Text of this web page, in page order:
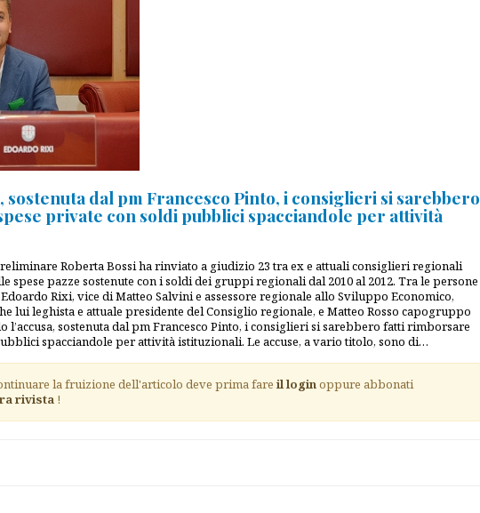
sostenuta dal pm Francesco Pinto, i consiglieri si sarebbero
private con soldi pubblici spacciandole per attività
Roberta Bossi ha rinviato a giudizio 23 tra ex e attuali consiglieri regionali
spese pazze sostenute con i soldi dei gruppi regionali dal 2010 al 2012. Tra le persone
Rixi, vice di Matteo Salvini e assessore regionale allo Sviluppo Economico,
lui leghista e attuale presidente del Consiglio regionale, e Matteo Rosso capogruppo
l’accusa, sostenuta dal pm Francesco Pinto, i consiglieri si sarebbero fatti rimborsare
spacciandole per attività istituzionali. Le accuse, a vario titolo, sono di…
la fruizione dell'articolo deve prima fare il loginoppure abbonati
rivista !